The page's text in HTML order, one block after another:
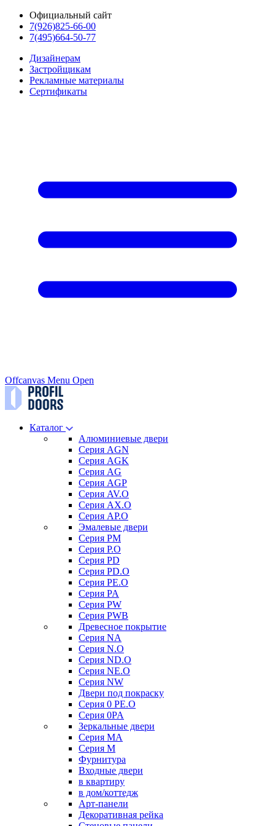
Официальный сайт
7(926)825-66-00
7(495)664-50-77
Дизайнерам
Застройщикам
Рекламные материалы
Сертификаты
Offcanvas Menu Open
Каталог
Алюминиевые двери
Серия AGN
Серия AGK
Серия AG
Серия AGP
Серия AV.O
Серия AX.O
Серия AP.O
Эмалевые двери
Серия PM
Серия P.O
Серия PD
Серия PD.O
Серия PE.O
Серия PA
Серия PW
Серия PWB
Древесное покрытие
Серия NA
Серия N.O
Серия ND.O
Серия NE.O
Серия NW
Двери под покраску
Серия 0 PE.O
Серия 0PA
Зеркальные двери
Серия MA
Серия M
Фурнитура
Входные двери
в квартиру
в дом/коттедж
Арт-панели
Декоративная рейка